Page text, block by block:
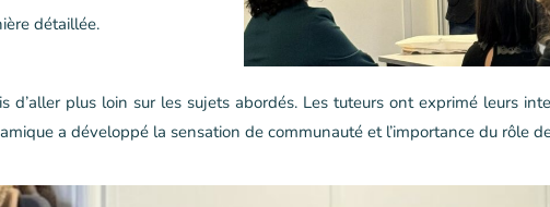
détaillée.
d’aller plus loin sur les sujets abordés. Les tuteurs ont exprimé leurs
a développé la sensation de communauté et l’importance du rôle